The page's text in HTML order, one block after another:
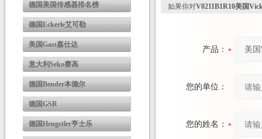
德国美国传感器排名榜
德国Eckerle艾可勒
美国Gast嘉仕达
意大利Seko赛高
德国Bender本德尔
德国GSR
德国Hengstler亨士乐
如果你对V0211B1R10美国
产品：
您的单位：
您的姓名：